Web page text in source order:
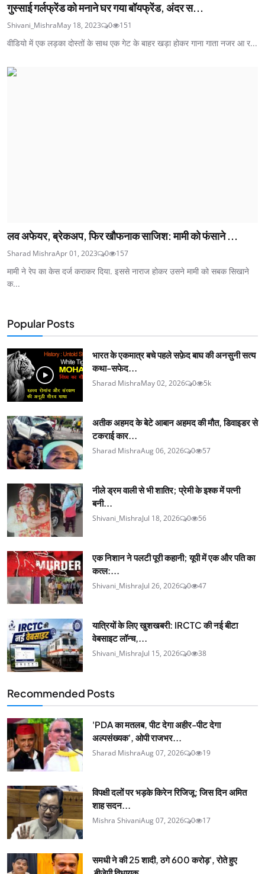
गुस्साई गर्लफ्रेंड को मनाने घर गया बॉयफ्रेंड, अंदर स...
Shivani_MishraMay 18, 2023 0 151
वीडियो में एक लड़का दोस्तों के साथ एक गेट के बाहर खड़ा होकर गाना गाता नजर आ र...
लव अफेयर, ब्रेकअप, फिर खौफनाक साजिश: मामी को फंसाने ...
Sharad MishraApr 01, 2023 0 157
मामी ने रेप का केस दर्ज कराकर दिया. इससे नाराज होकर उसने मामी को सबक सिखाने
क...
Popular Posts
भारत के एकमात्र बचे पहले सफ़ेद बाघ की अनसुनी सत्य
कथा-सफेद...
Sharad MishraMay 02, 2026 0 5k
अतीक अहमद के बेटे आबान अहमद की मौत, डिवाइडर से
टकराई कार...
Sharad MishraAug 06, 2026 0 57
नीले ड्रम वाली से भी शातिर; प्रेमी के इश्‍क में पत्नी
बनी...
Shivani_MishraJul 18, 2026 0 56
एक निशान ने पलटी पूरी कहानी; यूपी में एक और पति का
कत्ल:...
Shivani_MishraJul 26, 2026 0 47
यात्रियों के लिए खुशखबरी: IRCTC की नई बीटा
वेबसाइट लॉन्च,...
Shivani_MishraJul 15, 2026 0 38
Recommended Posts
'PDA का मतलब, पीट देगा अहीर-पीट देगा
अल्पसंख्यक', ओपी राजभर...
Sharad MishraAug 07, 2026 0 19
विपक्षी दलों पर भड़के किरेन रिजिजू: जिस दिन अमित
शाह सदन...
Mishra ShivaniAug 07, 2026 0 17
समधी ने की 25 शादी, ठगे 600 करोड़', रोते हुए